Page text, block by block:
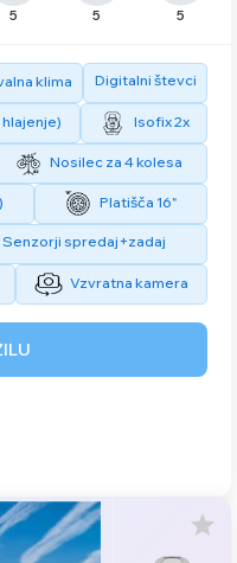
5 5 5
klima Digitalni števci
Isofix 2x
Nosilec za 4 kolesa
Platišča 16"
Senzorji spredaj+zadaj
Vzvratna kamera